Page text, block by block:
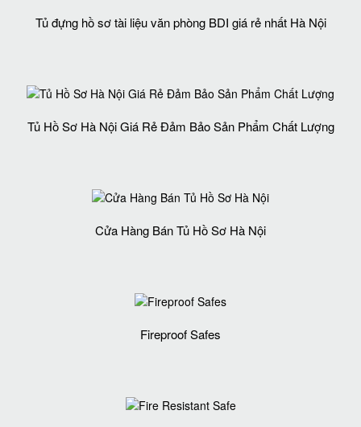
Tủ đựng hồ sơ tài liệu văn phòng BDI giá rẻ nhất Hà Nội
Tủ Hồ Sơ Hà Nội Giá Rẻ Đảm Bảo Sản Phẩm Chất Lượng‎
Cửa Hàng Bán Tủ Hồ Sơ Hà Nội
Fireproof Safes